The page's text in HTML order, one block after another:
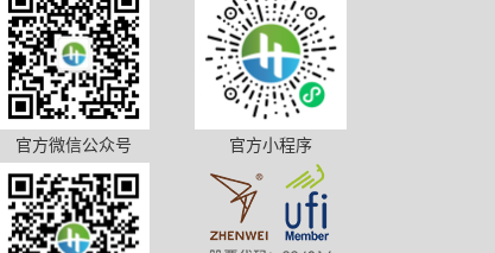
官方微信公众号 官方小程序